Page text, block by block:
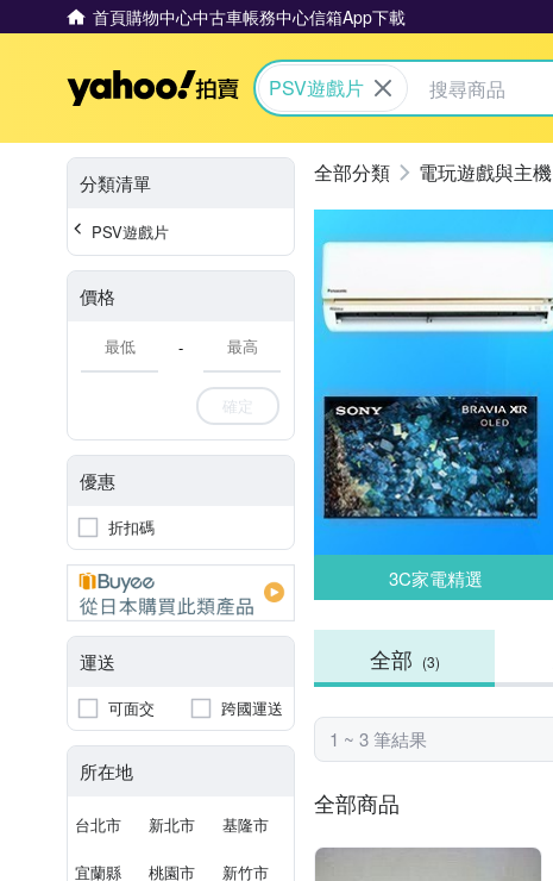
首頁購物中心中古車帳務中心信箱App下載
Yahoo拍賣
PSV遊戲片
分類清單
PSV遊戲片
價格
-
確定
優惠
折扣碼
運送
可面交 跨國運送
所在地
台北市 新北市 基隆市
宜蘭縣 桃園市 新竹市
電玩遊戲與主機
3C家電精選
全部 (3)
1 ~ 3 筆結果
全部商品